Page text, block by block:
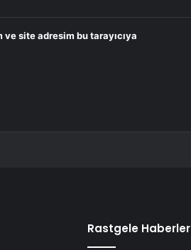
site adresim bu tarayıcıya
Rastgele Haberler